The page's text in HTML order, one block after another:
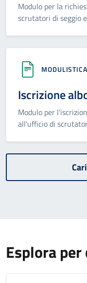
Modulo per la
scrutatori di seggio
MODULISTICA
Iscrizione
Modulo per
all'ufficio di
Esplora